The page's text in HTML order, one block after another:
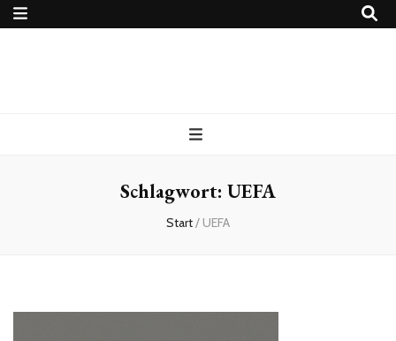
Fußballblog
Schlagwort: UEFA
Start/ UEFA